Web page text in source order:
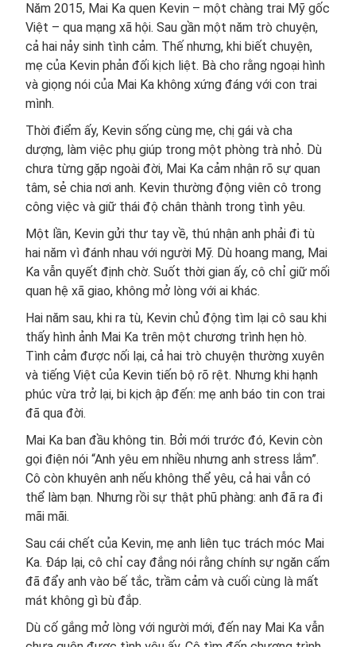
Năm 2015, Mai Ka quen Kevin – một chàng trai Mỹ gốc
Việt – qua mạng xã hội. Sau gần một năm trò chuyện,
cả hai nảy sinh tình cảm. Thế nhưng, khi biết chuyện,
mẹ của Kevin phản đối kịch liệt. Bà cho rằng ngoại hình
và giọng nói của Mai Ka không xứng đáng với con trai
mình.
Thời điểm ấy, Kevin sống cùng mẹ, chị gái và cha
dượng, làm việc phụ giúp trong một phòng trà nhỏ. Dù
chưa từng gặp ngoài đời, Mai Ka cảm nhận rõ sự quan
tâm, sẻ chia nơi anh. Kevin thường động viên cô trong
công việc và giữ thái độ chân thành trong tình yêu.
Một lần, Kevin gửi thư tay về, thú nhận anh phải đi tù
hai năm vì đánh nhau với người Mỹ. Dù hoang mang, Mai
Ka vẫn quyết định chờ. Suốt thời gian ấy, cô chỉ giữ mối
quan hệ xã giao, không mở lòng với ai khác.
Hai năm sau, khi ra tù, Kevin chủ động tìm lại cô sau khi
thấy hình ảnh Mai Ka trên một chương trình hẹn hò.
Tình cảm được nối lại, cả hai trò chuyện thường xuyên
và tiếng Việt của Kevin tiến bộ rõ rệt. Nhưng khi hạnh
phúc vừa trở lại, bi kịch ập đến: mẹ anh báo tin con trai
đã qua đời.
Mai Ka ban đầu không tin. Bởi mới trước đó, Kevin còn
gọi điện nói “Anh yêu em nhiều nhưng anh stress lắm”.
Cô còn khuyên anh nếu không thể yêu, cả hai vẫn có
thể làm bạn. Nhưng rồi sự thật phũ phàng: anh đã ra đi
mãi mãi.
Sau cái chết của Kevin, mẹ anh liên tục trách móc Mai
Ka. Đáp lại, cô chỉ cay đắng nói rằng chính sự ngăn cấm
đã đẩy anh vào bế tắc, trầm cảm và cuối cùng là mất
mát không gì bù đắp.
Dù cố gắng mở lòng với người mới, đến nay Mai Ka vẫn